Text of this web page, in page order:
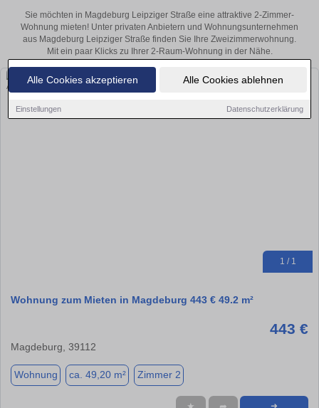
Alle Cookies akzeptieren Alle Cookies ablehnen
Einstellungen Datenschutzerklärung
Sie möchten in Magdeburg Leipziger Straße eine attraktive 2-Zimmer-
Wohnung mieten! Unter privaten Anbietern und Wohnungsunternehmen
aus Magdeburg Leipziger Straße finden Sie Ihre Zweizimmerwohnung.
Mit ein paar Klicks zu Ihrer 2-Raum-Wohnung in der Nähe.
1 / 1
Wohnung zum Mieten in Magdeburg 443 € 49.2 m²
443 €
Magdeburg, 39112
Wohnung ca. 49,20 m² Zimmer 2